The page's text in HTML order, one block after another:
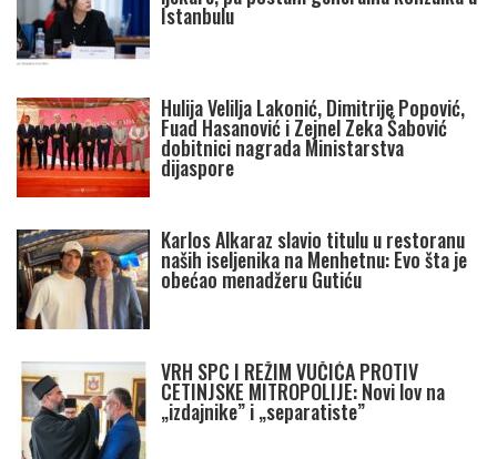
Istanbulu
Hulija Velilja Lakonić, Dimitrije Popović,
Fuad Hasanović i Zejnel Zeka Šabović
dobitnici nagrada Ministarstva
dijaspore
Karlos Alkaraz slavio titulu u restoranu
naših iseljenika na Menhetnu: Evo šta je
obećao menadžeru Gutiću
VRH SPC I REŽIM VUČIĆA PROTIV
CETINJSKE MITROPOLIJE: Novi lov na
„izdajnike” i „separatiste”